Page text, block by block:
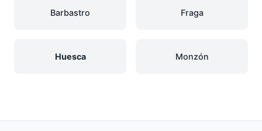
Barbastro Fraga
Huesca Monzón